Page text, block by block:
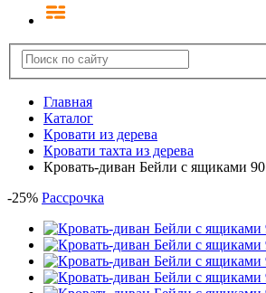
Главная
Каталог
Кровати из дерева
Кровати тахта из дерева
Кровать-диван Бейли с ящиками 90
-25% Рассрочка